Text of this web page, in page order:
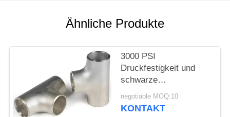
EIN
SITEMAP
Ähnliche Produkte
3000 PSI
Druckfestigkeit und
schwarze
Beschichtung für
Hochdruckanwendungen
negotiable MOQ:10
KONTAKT